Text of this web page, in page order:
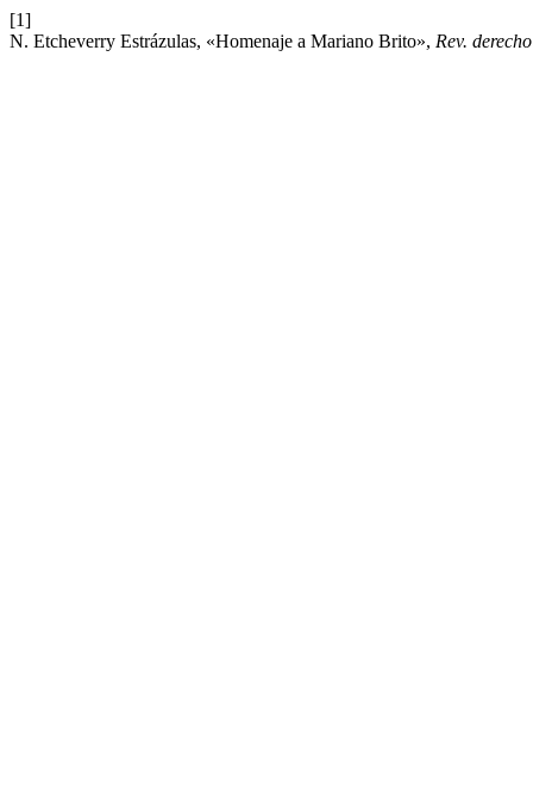
[1]
N. Etcheverry Estrázulas, «Homenaje a Mariano Brito», Rev.